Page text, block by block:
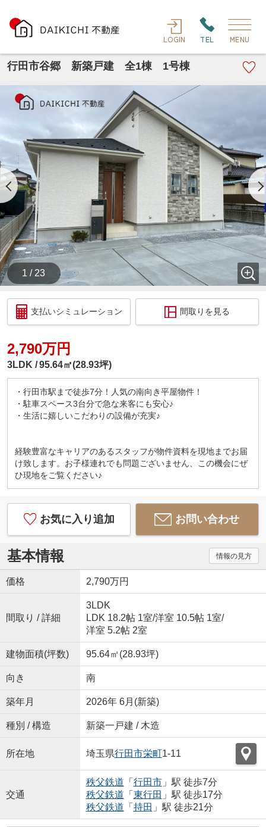
LOGIN TEL MENU
行田市谷郷 新築戸建 全1棟 1号棟
1 / 23
支払いシミュレーション 間取りを見る
2,790万円
3LDK 95.64㎡(28.93坪)
・行田市駅まで徒歩7分！人気の南向き平屋物件！
・駐車スペース3台分で急な来客にも安心♪
・生活に嬉しいこだわりの設備が充実♪
経験豊富なキャリアのあるスタッフが物件資料を現地までお届
け致します。お子様連れでも問題ございません、この機会にぜ
ひ現地をご覧ください♪
お気に入り追加 お問い合わせ
基本情報 情報の見方
価格 2,790万円
間取り / 詳細
3LDK
LDK 18.2帖 1室/洋室 10.5帖 1室/
洋室 5.2帖 2室
建物面積(坪数) 95.64㎡(28.93坪)
向き 南
築年月 2026年 6月(新築)
種別 / 構造 新築一戸建 / 木造
所在地 埼玉県行田市栄町1-11
交通
秩父鉄道 「 行田市」駅 徒歩7分
秩父鉄道 「 東行田 」駅 徒歩17分
秩父鉄道 「 持田 」駅 徒歩21分